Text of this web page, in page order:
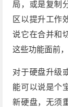
局，或是复制
区以提升工作
说它在合并和
这些功能面前
对于硬盘升级
能可以说是个
新硬盘，无须